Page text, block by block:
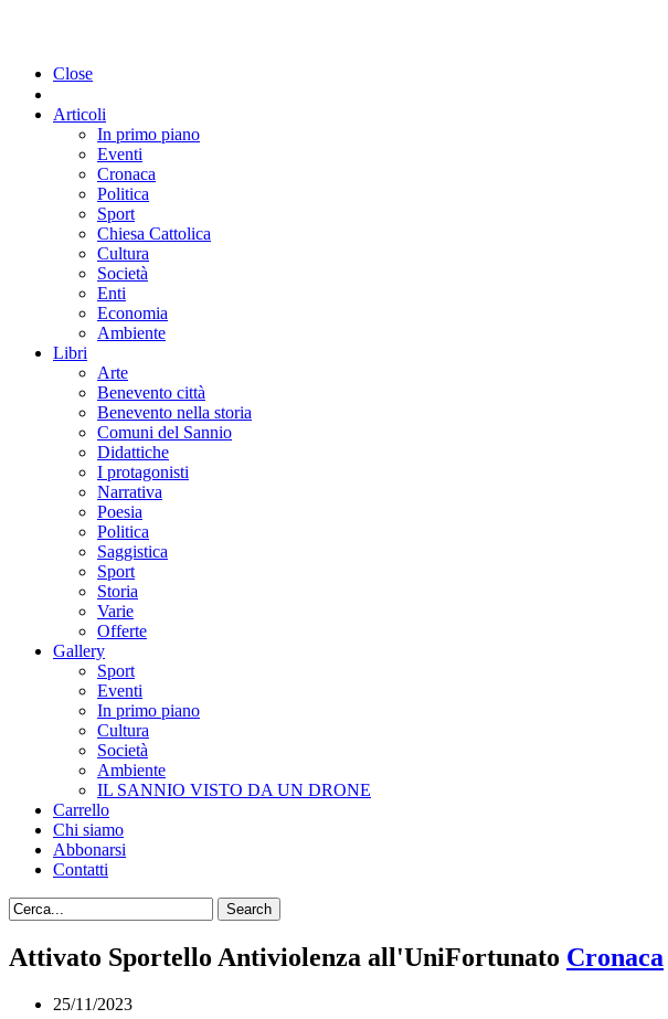
Close
Articoli
In primo piano
Eventi
Cronaca
Politica
Sport
Chiesa Cattolica
Cultura
Società
Enti
Economia
Ambiente
Libri
Arte
Benevento città
Benevento nella storia
Comuni del Sannio
Didattiche
I protagonisti
Narrativa
Poesia
Politica
Saggistica
Sport
Storia
Varie
Offerte
Gallery
Sport
Eventi
In primo piano
Cultura
Società
Ambiente
IL SANNIO VISTO DA UN DRONE
Carrello
Chi siamo
Abbonarsi
Contatti
Attivato Sportello Antiviolenza all'UniFortunato Cronaca
25/11/2023